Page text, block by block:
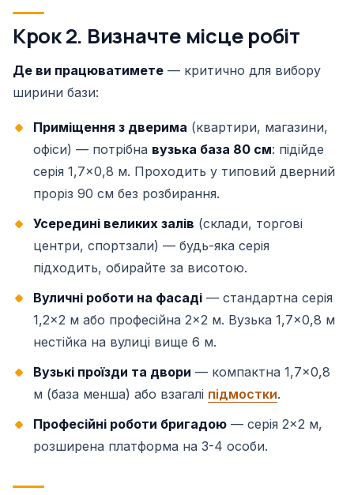
Крок 2. Визначте місце робіт
Де ви працюватимете — критично для вибору
ширини бази:
Приміщення з дверима (квартири, магазини,
офіси) — потрібна вузька база 80 см: підійде
серія 1,7×0,8 м. Проходить у типовий дверний
проріз 90 см без розбирання.
Усередині великих залів (склади, торгові
центри, спортзали) — будь-яка серія
підходить, обирайте за висотою.
Вуличні роботи на фасаді — стандартна серія
1,2×2 м або професійна 2×2 м. Вузька 1,7×0,8 м
нестійка на вулиці вище 6 м.
Вузькі проїзди та двори — компактна 1,7×0,8
м (база менша) або взагалі підмостки.
Професійні роботи бригадою — серія 2×2 м,
розширена платформа на 3-4 особи.